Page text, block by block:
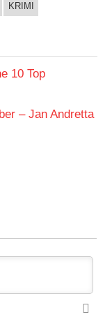
KRIMI
10 Top
– Jan Andretta